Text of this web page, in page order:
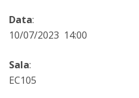
Data:
10/07/2023 14:00
Sala:
EC105